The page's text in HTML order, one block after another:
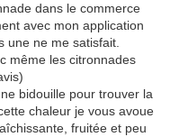
dans le commerce
avec mon application
une ne me satisfait.
même les citronnades
bidouille pour trouver la
chaleur je vous avoue
fruitée et peu